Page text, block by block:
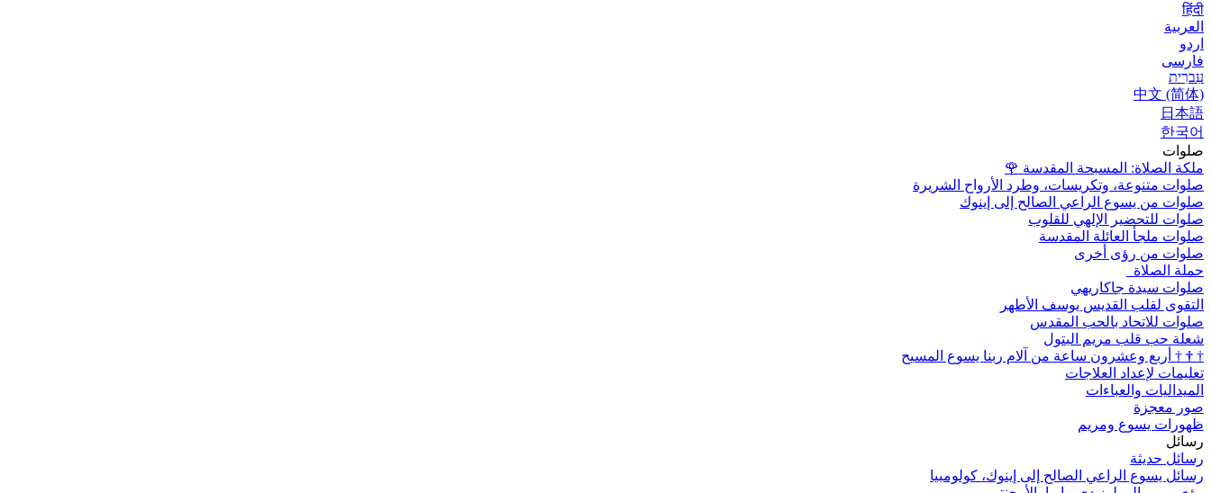
हिंदी
العربية
اردو
فارسی
עִברִית
中文 (简体)
日本語
한국어
صلوات
ملكة الصلاة: المسبحة المقدسة 🌹
صلوات متنوعة، وتكريسات، وطرد الأرواح الشريرة
صلوات من يسوع الراعي الصالح إلى إينوك
صلوات للتحضير الإلهي للقلوب
صلوات ملجأ العائلة المقدسة
صلوات من رؤى أخرى
حملة الصلاة
صلوات سيدة جاكاريهي
التقوى لقلب القديس يوسف الأطهر
صلوات للاتحاد بالحب المقدس
شعلة حب قلب مريم البتول
†
†
† أربع وعشرون ساعة من آلام ربنا يسوع المسيح
تعليمات لإعداد العلاجات
الميداليات والعباءات
صور معجزة
ظهورات يسوع ومريم
رسائل
رسائل حديثة
رسائل يسوع الراعي الصالح إلى إينوك، كولومبيا